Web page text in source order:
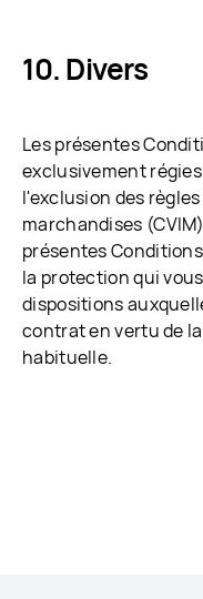
Divers
Les présentes
exclusivement
l'exclusion des
marchandises
présentes
la protection qui
dispositions
contrat en vertu de
habituelle.